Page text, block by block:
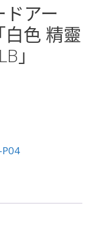
ドアー
色 精靈
」